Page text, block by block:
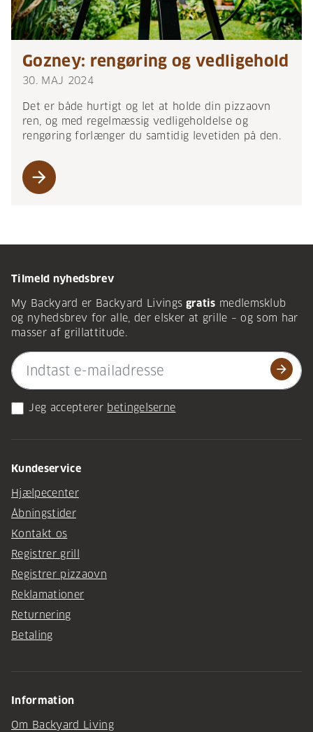
Gozney: rengøring og vedligehold
30. MAJ 2024
Det er både hurtigt og let at holde din pizzaovn
ren, og med regelmæssig vedligeholdelse og
rengøring forlænger du samtidig levetiden på den.
arrow_forward
Tilmeld nyhedsbrev
My Backyard er Backyard Livings gratis medlemsklub
og nyhedsbrev for alle, der elsker at grille – og som har
masser af grillattitude.
arrow_forward
Jeg accepterer betingelserne
Kundeservice
Hjælpecenter
Åbningstider
Kontakt os
Registrer grill
Registrer pizzaovn
Reklamationer
Returnering
Betaling
Information
Om Backyard Living